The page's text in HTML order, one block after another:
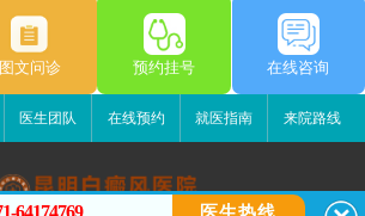
图文问诊 预约挂号 在线咨询
医生团队 在线预约 就医指南 来院路线
64174769 医生热线